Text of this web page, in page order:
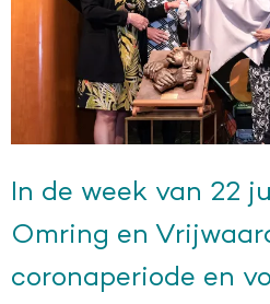
In de week van 22
Omring en
coronaperiode en